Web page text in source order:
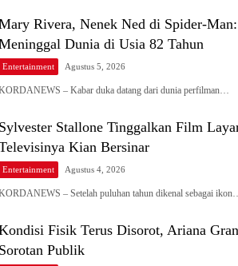
Rivera, Nenek Ned di Spider-
Dunia di Usia 82 Tahun
Entertainment Agustus 5, 2026
– Kabar duka datang dari dunia perfilman…
Sylvester Stallone Tinggalkan Film
Kian Bersinar
Entertainment Agustus 4, 2026
– Setelah puluhan tahun dikenal sebagai
Fisik Terus Disorot, Ariana
Sorotan Publik